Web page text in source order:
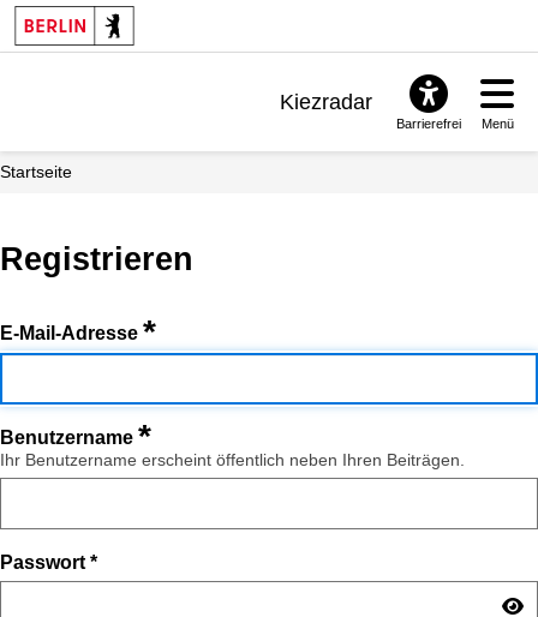
Kiezradar
Barrierefrei Menü
Startseite
Registrieren
E-Mail-Adresse *
Benutzername *
Ihr Benutzername erscheint öffentlich neben Ihren Beiträgen.
Passwort *